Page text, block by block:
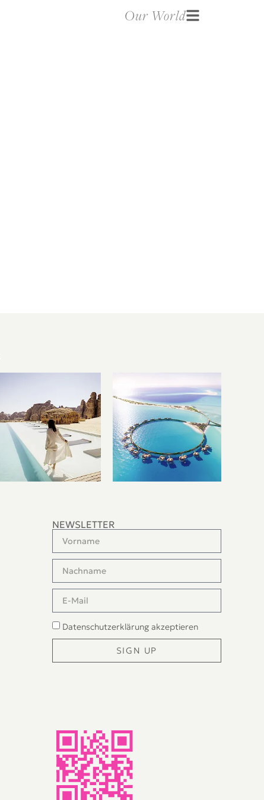
Our World
NEWSLETTER
Datenschutzerklärungakzeptieren
SIGN UP